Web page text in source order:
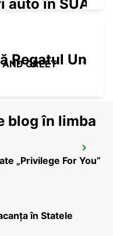
GREET
auto în SUA
Regatul Unit
blog în limba
„Privilege For You”
în Statele